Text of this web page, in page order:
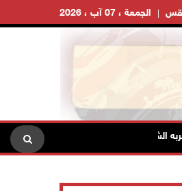
الجمعة ، 07 آب ، 2026
على الشعب الفلسطيني ومخاطر ذلك